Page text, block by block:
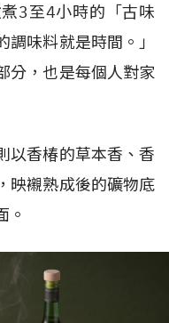
3至4小時的「古味
味料就是時間。」
分，也是每個人對家
以香椿的草本香、香
映襯熟成後的礦物底
。